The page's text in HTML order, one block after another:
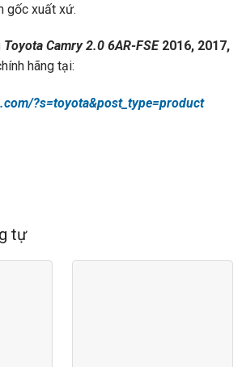
gốc xuất xứ.
Toyota Camry 2.0 6AR-FSE 2016, 2017,
hãng tại:
?s=toyota&post_type=product
tự